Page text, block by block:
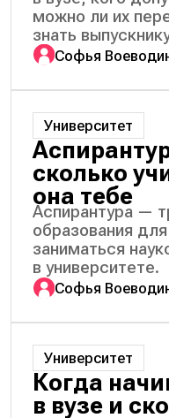
можно ли их
знать
Софья
Университет
сколько
она тебе
Аспирантура —
образования
заниматься
в университете.
Софья
Университет
Когда
в вузе и